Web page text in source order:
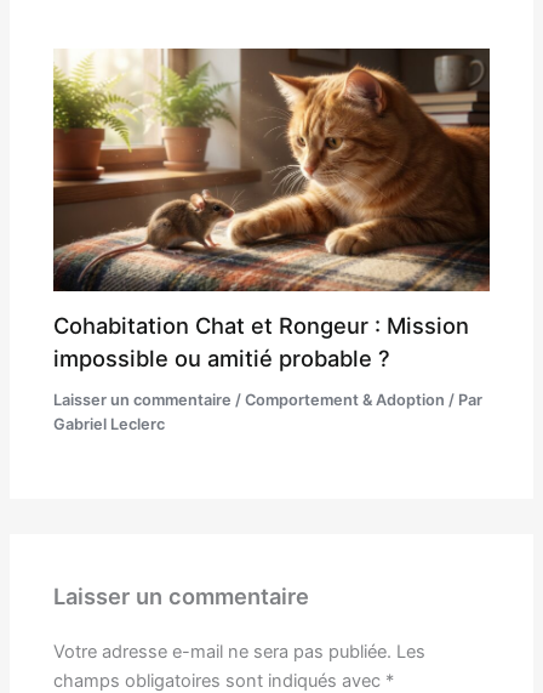
Cohabitation Chat et Rongeur : Mission
impossible ou amitié probable ?
Laisser un commentaire /Comportement & Adoption / Par
Gabriel Leclerc
Laisser un commentaire
Votre adresse e-mail ne sera pas publiée. Les
champs obligatoires sont indiqués avec *